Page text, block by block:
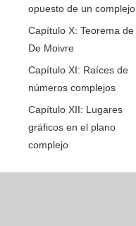
opuesto de un complejo
Capítulo X: Teorema de
De Moivre
Capítulo XI: Raíces de
números complejos
Capítulo XII: Lugares
gráficos en el plano
complejo